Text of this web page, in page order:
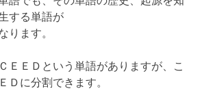
する単語が
ります。
ＥＥＤという単語がありますが、こ
Ｄに分割できます。